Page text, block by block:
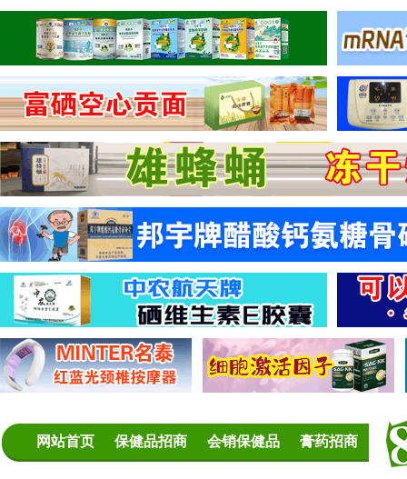
网站首页 保健品招商 会销保健品 膏药招商